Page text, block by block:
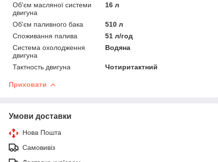
Об'єм масляної системи
двигуна
16 л
Об'єм паливного бака
510 л
Споживання палива
51 л/год
Система охолодження
двигуна
Водяна
Тактность двигуна Чотиритактний
Приховати
Умови доставки
Нова Пошта
Самовивіз